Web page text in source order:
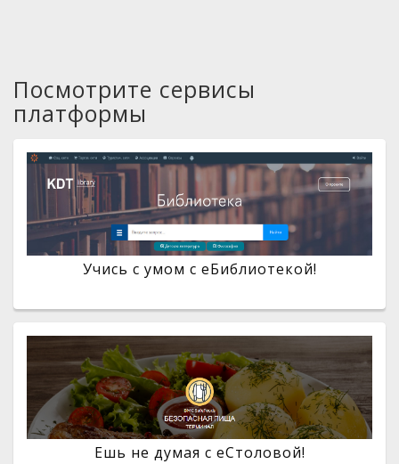
Посмотрите сервисы
платформы
Учись с умом с eБиблиотекой!
Ешь не думая с eСтоловой!